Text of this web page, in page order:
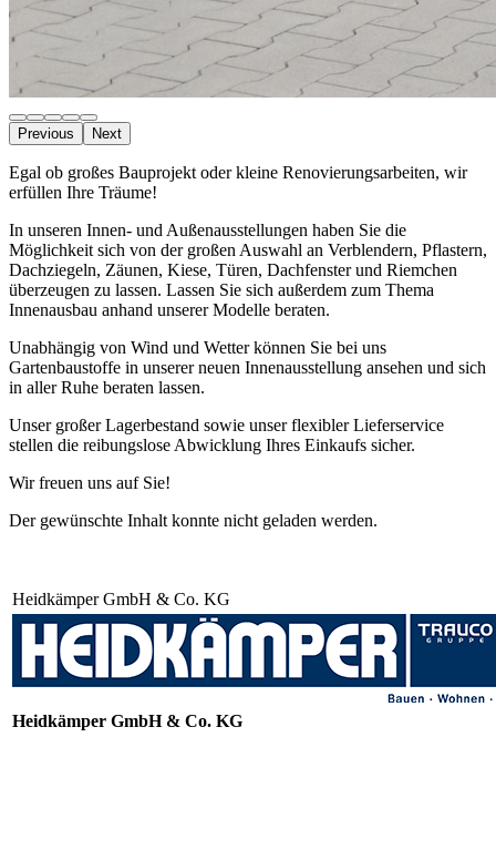
Previous Next
Egal ob großes Bauprojekt oder kleine Renovierungsarbeiten, wir
erfüllen Ihre Träume!
In unseren Innen- und Außenausstellungen haben Sie die
Möglichkeit sich von der großen Auswahl an Verblendern, Pflastern,
Dachziegeln, Zäunen, Kiese, Türen, Dachfenster und Riemchen
überzeugen zu lassen. Lassen Sie sich außerdem zum Thema
Innenausbau anhand unserer Modelle beraten.
Unabhängig von Wind und Wetter können Sie bei uns
Gartenbaustoffe in unserer neuen Innenausstellung ansehen und sich
in aller Ruhe beraten lassen.
Unser großer Lagerbestand sowie unser flexibler Lieferservice
stellen die reibungslose Abwicklung Ihres Einkaufs sicher.
Wir freuen uns auf Sie!
Der gewünschte Inhalt konnte nicht geladen werden.
Heidkämper GmbH & Co. KG
Heidkämper GmbH & Co. KG